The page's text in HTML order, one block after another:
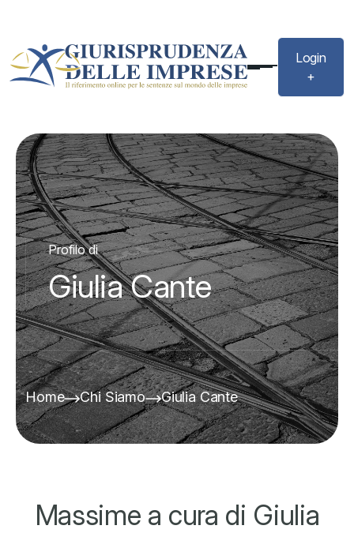
Login
+
Profilo di
Giulia Cante
Home Chi Siamo Giulia Cante
Massime a cura di Giulia